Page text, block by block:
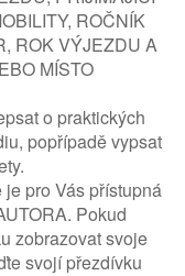
ROČNÍK
ROK VÝJEZDU A
MÍSTO
o praktických
popřípadě vypsat
pro Vás přístupná
Pokud
zobrazovat svoje
svojí přezdívku